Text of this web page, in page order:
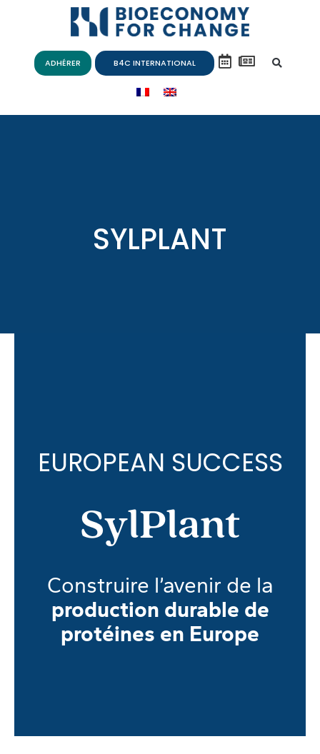
ADHÉRER B4C INTERNATIONAL
SYLPLANT
EUROPEAN SUCCESS
SylPlant
Construire l’avenir de la
production durable de
protéines en Europe